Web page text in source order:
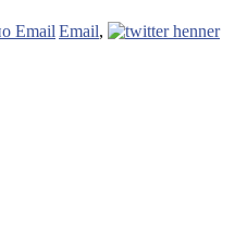
Email,